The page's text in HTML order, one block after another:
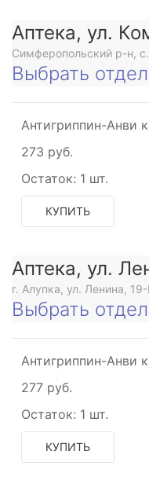
Аптека, ул.
Симферопольский р-н,
Выбрать
Антигриппин-Анви
273 руб.
Остаток: 1 шт.
КУПИТЬ
Аптека, ул.
г. Алупка, ул. Ленина,
Выбрать
Антигриппин-Анви
277 руб.
Остаток: 1 шт.
КУПИТЬ